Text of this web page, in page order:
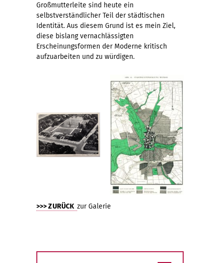
Großmutterleite sind heute ein
selbstverständlicher Teil der städtischen
Identität. Aus diesem Grund ist es mein Ziel,
diese bislang vernachlässigten
Erscheinungsformen der Moderne kritisch
aufzuarbeiten und zu würdigen.
>>> ZURÜCKzur Galerie